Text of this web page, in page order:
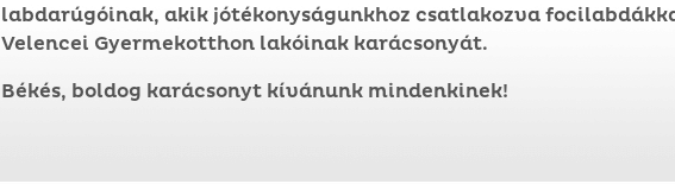
labdarúgóinak, akik jótékonyságunkhoz csatlakozva
Velencei Gyermekotthon lakóinak karácsonyát.
Békés, boldog karácsonyt kívánunk mindenkinek!